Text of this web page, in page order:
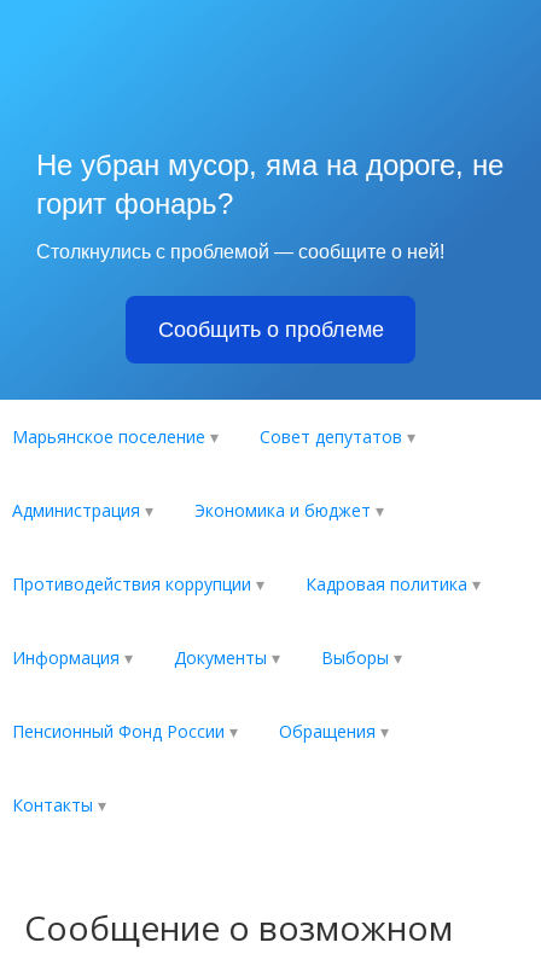
Не убран мусор, яма на дороге, не
горит фонарь?
Столкнулись с проблемой — сообщите о ней!
Сообщить о проблеме
Марьянское поселение Совет депутатов
Администрация Экономика и бюджет
Противодействия коррупции Кадровая политика
Информация Документы Выборы
Пенсионный Фонд России Обращения
Контакты
Сообщение о возможном